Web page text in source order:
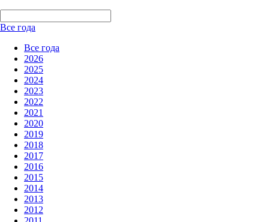
Все года
Все года
2026
2025
2024
2023
2022
2021
2020
2019
2018
2017
2016
2015
2014
2013
2012